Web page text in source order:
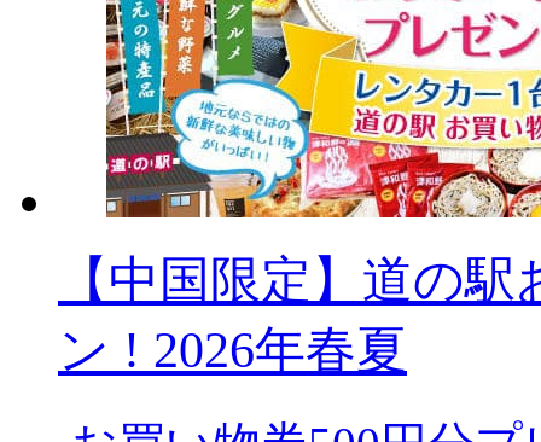
【中国限定】道の
ン ! 2026年春夏